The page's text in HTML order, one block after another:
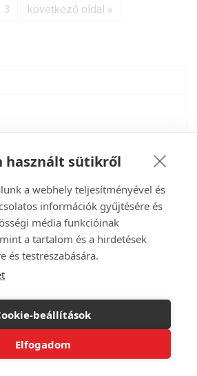
használt sütikről
a webhely teljesítményével és
információk gyűjtésére és
média funkcióinak
a tartalom és a hirdetések
és testreszabására.
beállítások
Elfogadom
3 következő oldal »
Függöny
u. 2.